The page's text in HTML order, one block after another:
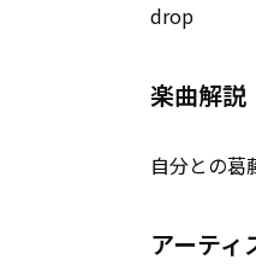
drop
楽曲解説
自分との葛
アーティ